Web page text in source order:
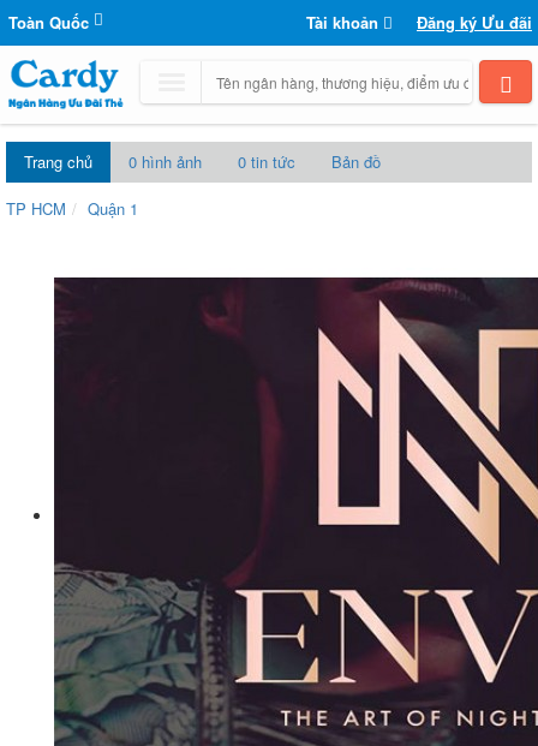
Toàn Quốc Đăng ký Ưu đãi
Tài khoản
Trang chủ 0 hình ảnh 0 tin tức Bản đồ
TP HCM Quận 1